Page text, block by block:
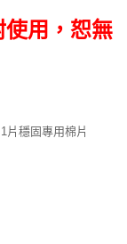
用，恕無
片穩固專用棉片